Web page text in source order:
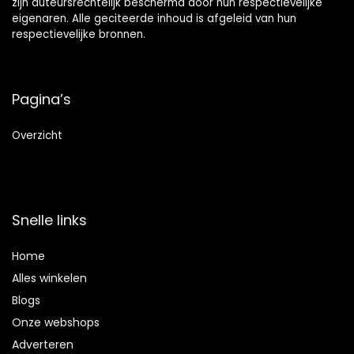
eigenaren. Alle geciteerde inhoud is afgeleid van hun
respectievelijke bronnen.
Pagina’s
Overzicht
Snelle links
Home
Alles winkelen
Blogs
Onze webshops
Adverteren